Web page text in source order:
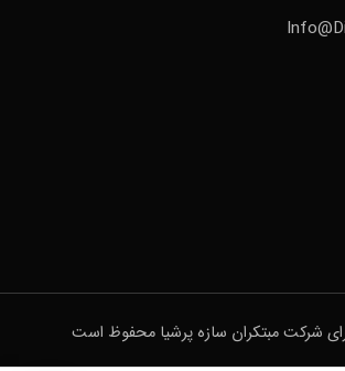
شرکت مبتکران سازه پرشیا محفوظ است